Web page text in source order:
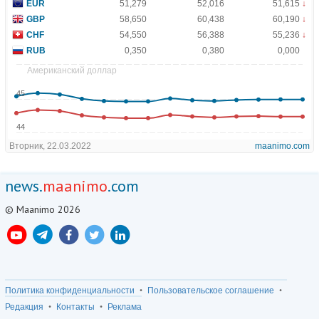
news.maanimo.com
© Maanimo 2026
Политика конфиденциальности
Пользовательское соглашение
Редакция
Контакты Реклама